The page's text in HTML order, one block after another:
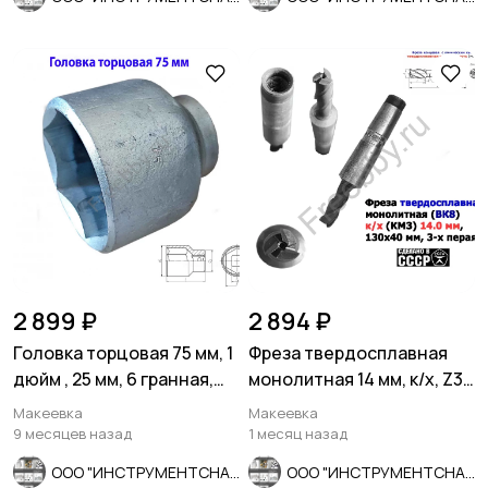
2 899 ₽
Головка торцовая 75 мм, 1
дюйм , 25 мм, 6 гранная,
Ц15хр, СССР.
Макеевка
9 месяцев назад
2 894 ₽
Фреза твердосплавная
монолитная 14 мм, к/х, Z3,
ВК8, 130/40 мм, СССР.
Макеевка
1 месяц назад